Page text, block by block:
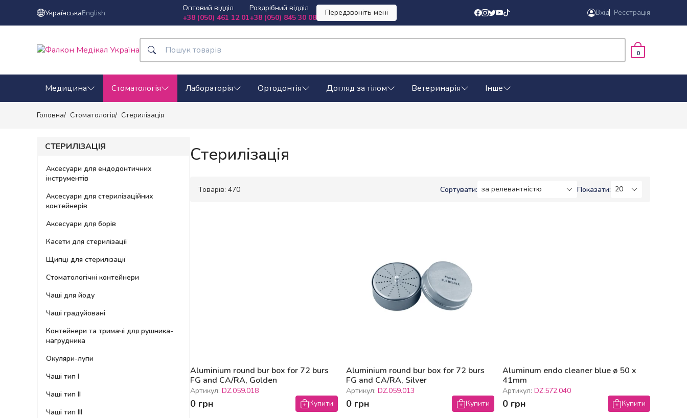
УкраїнськаEnglish
Оптовий відділ
+38 (050) 461 12 01
Роздрібний відділ
+38 (050) 845 30 08
Передзвоніть мені Вхід Реєстрація
0
Медицина Стоматологія Лабораторія Ортодонтія Догляд за тілом Ветеринарія Інше
Головна Стоматологія Стерилізація
СТЕРИЛІЗАЦІЯ
Аксесуари для ендодонтичних
інструментів
Аксесуари для стерилізаційних
контейнерів
Аксесуари для борів
Касети для стерилізації
Щипці для стерилізації
Стоматологічні контейнери
Чаші для йоду
Чаші градуйовані
Контейнери та тримачі для рушника-
нагрудника
Окуляри-лупи
Чаші тип I
Чаші тип II
Чаші тип III
Стерилізація
Товарів: 470 Сортувати: Показати:
Aluminium round bur box for 72 burs
FG and CA/RA, Golden
Артикул: DZ.059.018
0 грн Купити
Aluminium round bur box for 72 burs
FG and CA/RA, Silver
Артикул: DZ.059.013
0 грн Купити
Aluminum endo cleaner blue ø 50 x
41mm
Артикул: DZ.572.040
0 грн Купити